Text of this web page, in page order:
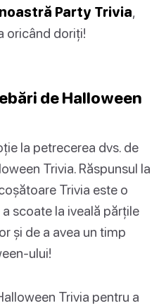
Party Trivia,
oricând doriți!
de Halloween
la petrecerea dvs. de
Trivia. Răspunsul la
Trivia este o
scoate la iveală părțile
și de a avea un timp
ului!
Trivia pentru a